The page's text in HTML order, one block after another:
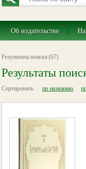
Об издательстве
Результаты поиска (67)
Результаты
Сортировать: по названию